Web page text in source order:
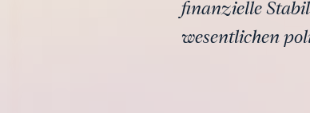
finanzielle
wesentlichen